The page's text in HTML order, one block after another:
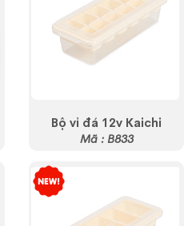
Bộ vỉ đá 12v Kaichi
Mã : B833